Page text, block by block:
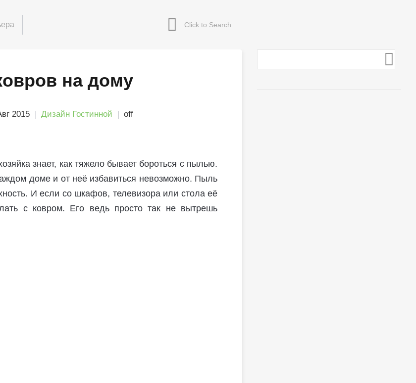
на дому
2015 Дизайн Гостинной off
знает, как тяжело бывает бороться с пылью.
доме и от неё избавиться невозможно. Пыль
И если со шкафов, телевизора или стола её
с ковром. Его ведь просто так не вытрешь